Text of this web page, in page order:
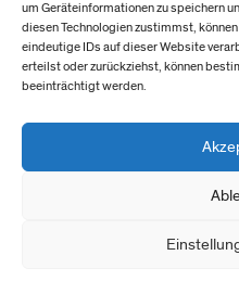
um Geräteinformationen zu speichern
diesen Technologien zustimmst,
eindeutige IDs auf dieser Website
erteilst oder zurückziehst, können
beeinträchtigt werden.